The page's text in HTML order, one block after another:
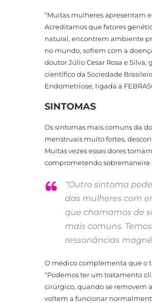
“Muitas mulheres apresentam
Acreditamos que fatores
natural, encontrem ambiente
no mundo, sofrem com a
doutor Júlio Cesar Rosa e
científico da Sociedade
Endometriose, ligada a
SINTOMAS
Os sintomas mais comuns da
menstruais muito fortes,
Muitas vezes essas dores
comprometendo sobremaneira
“Outro sintoma
das mulheres com
que chamamos de
mais comuns.
ressonâncias
O médico complementa que o
“Podemos ter um tratamento
cirúrgico, quando se removem
voltem a funcionar